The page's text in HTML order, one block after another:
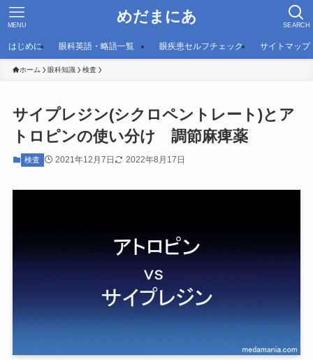
めだまにあ SEARCH
MENU
はじめに 眼科英語・略語一覧 眼疾患セルフチェック サイトマップ
ホーム 眼科知識 検査
サイプレジン(シクロペントレート)とア
トロピンの使い分け 調節麻痺薬
検査 2021年12月7日 2022年8月17日